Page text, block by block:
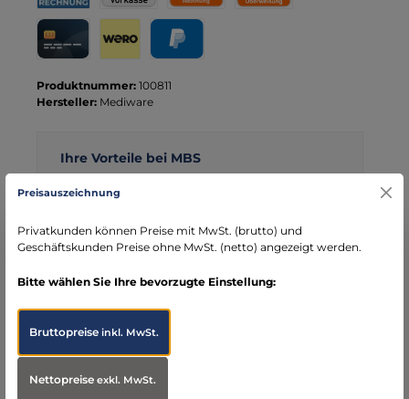
Rechnung
Rechnung für Behörden
Vorkasse
Produktnummer: 100811
Hersteller: Mediware
Ihre Vorteile bei MBS
DE)
seit über 15 Jahren kompetenter Partner im
ProduktübersichtProduktname: CPE-Überziehschuhe Farbe:
Preisauszeichnung
Privatkunden können Preise mit MwSt. (brutto) und
Geschäftskunden Preise ohne MwSt. (netto) angezeigt werden.
Bitte wählen Sie Ihre bevorzugte Einstellung:
Bruttopreiseinkl. MwSt.
Nettopreiseexkl. MwSt.